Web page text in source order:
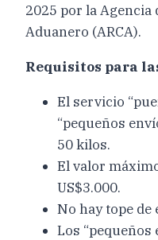
2025 por la Agencia
Aduanero (ARCA).
Requisitos para
El servicio
“pequeños
50 kilos.
El valor
US$3.000.
No hay tope
Los